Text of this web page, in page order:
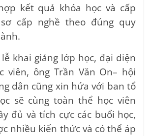
kết quả khóa học và cấp
cấp nghề theo đúng quy
khai giảng lớp học, đại diện
viên, ông Trần Văn On– hội
dân cũng xin hứa với ban tổ
sẽ cùng toàn thể học viên
đủ và tích cực các buổi học,
nhiều kiến thức và có thể áp